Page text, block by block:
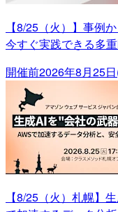
【8/25（火）】事例
今すぐ実践できる多
開催前2026年8月25
【8/25（火）札幌】